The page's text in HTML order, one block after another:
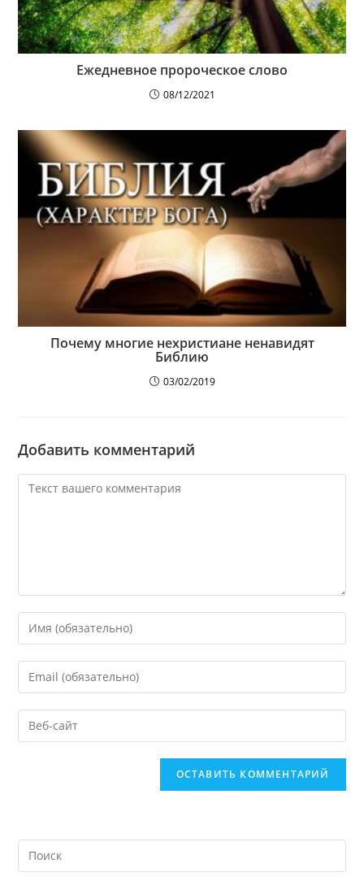
Ежедневное пророческое слово
08/12/2021
Почему многие нехристиане ненавидят
Библию
03/02/2019
Добавить комментарий